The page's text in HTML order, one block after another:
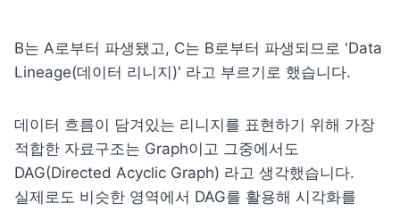
B는 A로부터 파생됐고, C는 B로부터 파생되므로 'Data
데이터 흐름이 담겨있는 리니지를 표현하기 위해 가장
적합한 자료구조는 Graph이고 그중에서도
DAG(Directed Acyclic Graph) 라고 생각했습니다.
실제로도 비슷한 영역에서 DAG를 활용해 시각화를